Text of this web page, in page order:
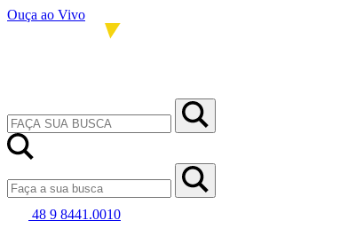
Ouça ao Vivo
48 9 8441.0010